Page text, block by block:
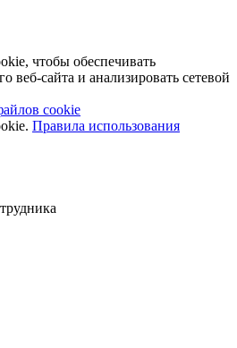
чтобы обеспечивать
веб-сайта и анализировать сетевой
cookie
Правила использования